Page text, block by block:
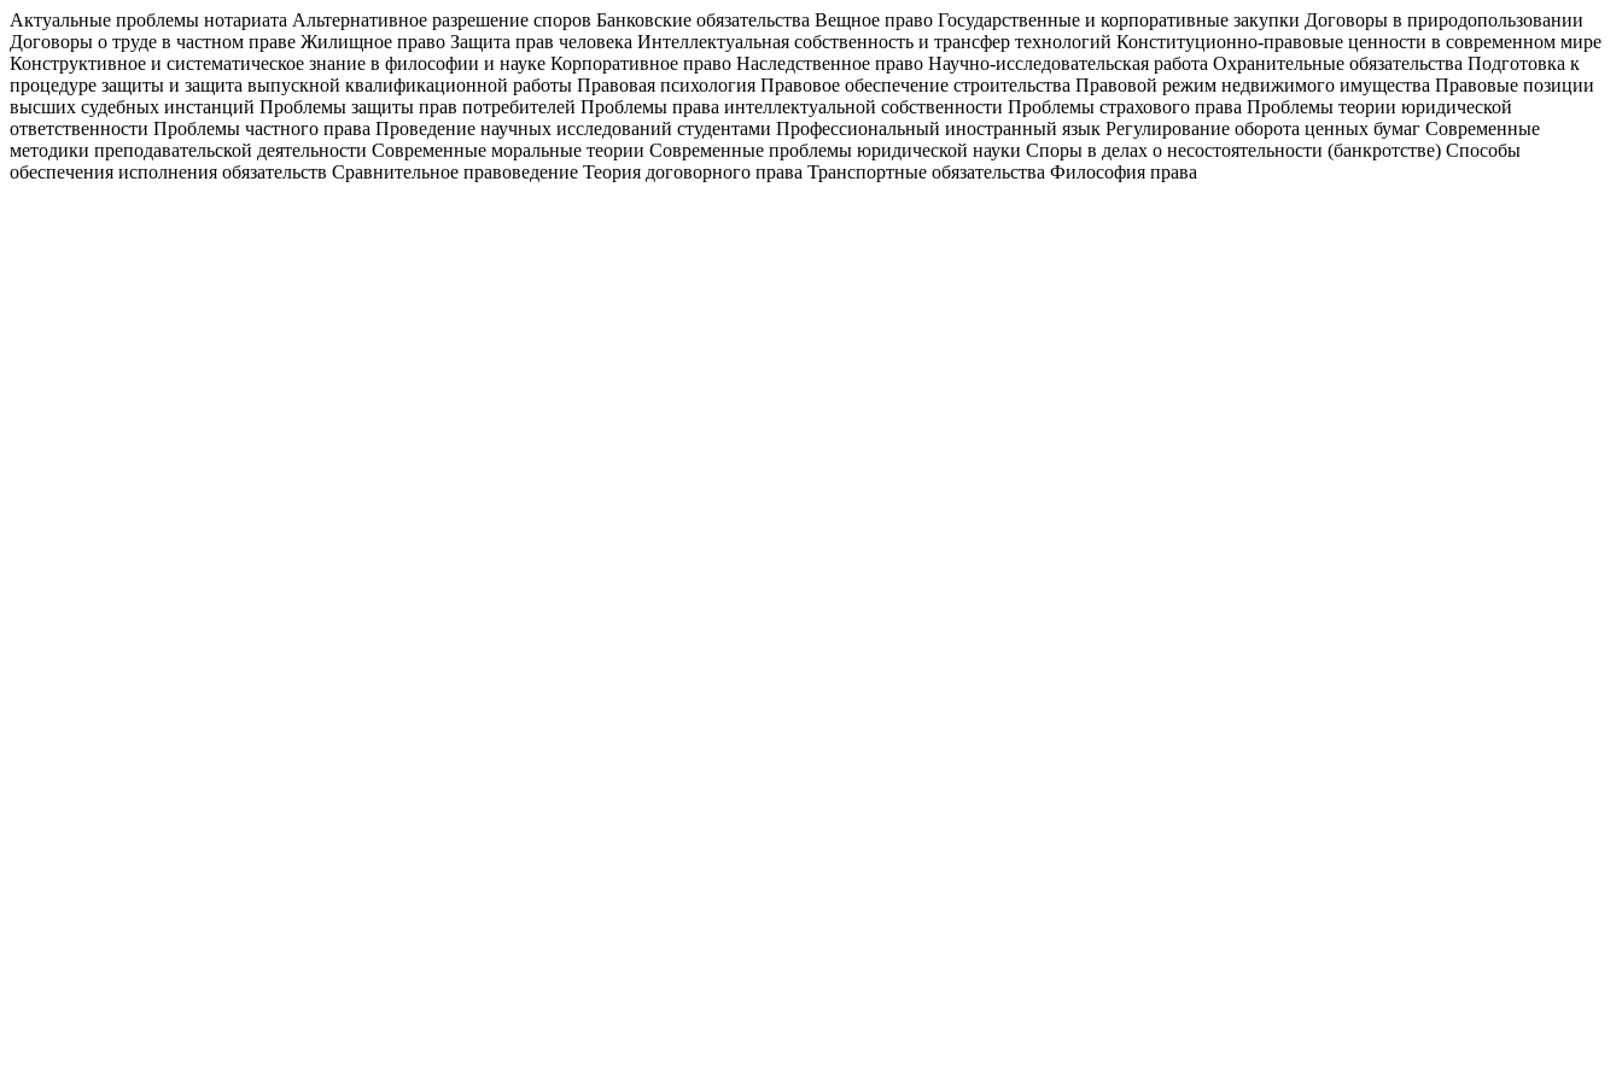
Актуальные проблемы нотариата Альтернативное разрешение споров Банковские обязательства Вещное право Государственные и корпоративные закупки Договоры в природопользовании
Договоры о труде в частном праве Жилищное право Защита прав человека Интеллектуальная собственность и трансфер технологий Конституционно-правовые ценности в современном мире
Конструктивное и систематическое знание в философии и науке Корпоративное право Наследственное право Научно-исследовательская работа Охранительные обязательства Подготовка к
процедуре защиты и защита выпускной квалификационной работы Правовая психология Правовое обеспечение строительства Правовой режим недвижимого имущества Правовые позиции
высших судебных инстанций Проблемы защиты прав потребителей Проблемы права интеллектуальной собственности Проблемы страхового права Проблемы теории юридической
ответственности Проблемы частного права Проведение научных исследований студентами Профессиональный иностранный язык Регулирование оборота ценных бумаг Современные
методики преподавательской деятельности Современные моральные теории Современные проблемы юридической науки Споры в делах о несостоятельности (банкротстве) Способы
обеспечения исполнения обязательств Сравнительное правоведение Теория договорного права Транспортные обязательства Философия права